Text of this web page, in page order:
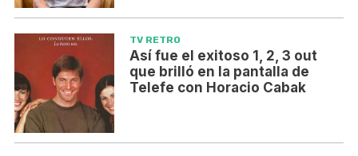
TV RETRO
Así fue el exitoso 1, 2, 3 out
que brilló en la pantalla de
Telefe con Horacio Cabak